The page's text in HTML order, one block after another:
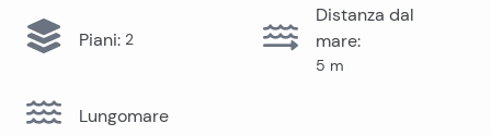
Piani: 2
Distanza dal
mare:
5 m
Lungomare